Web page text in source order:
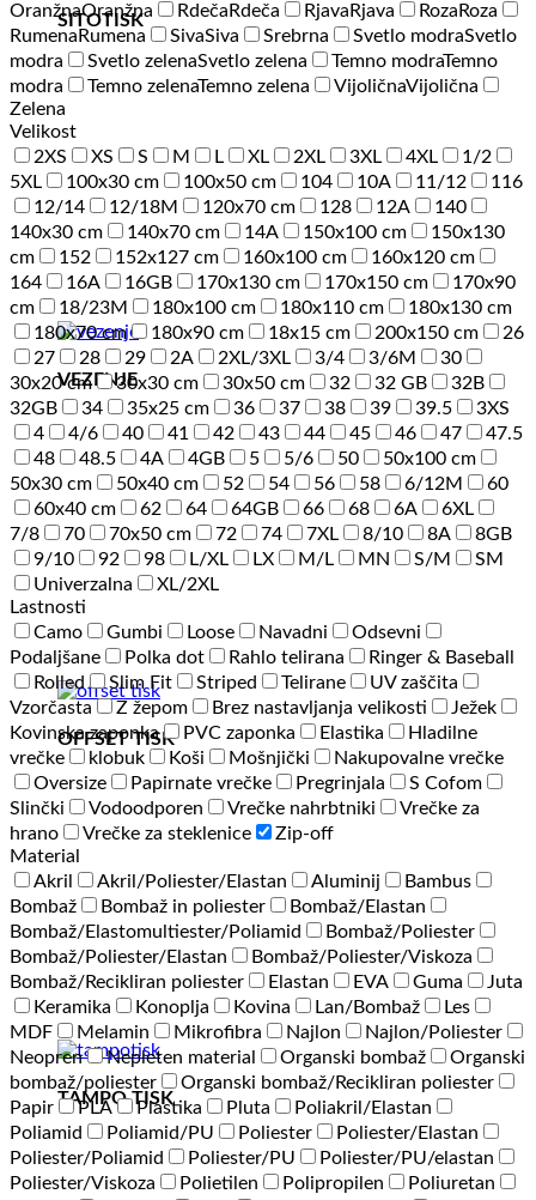
SITOTISK
VEZENJE
OFFSET TISK
TAMPO TISK
OranžnaOranžna Rdeča Rdeča Rjava Rjava Roza Roza
Rumena Rumena SivaSiva Srebrna Svetlo modraSvetlo
modra
Svetlo zelenaSvetlo zelena Temno modraTemno
modra
Temno zelenaTemno zelena VijoličnaVijolična
Zelena
Velikost
2XS
XS S M L XL 2XL 3XL 4XL
1/2
5XL
100x30 cm 100x50 cm 104 10A 11/12
116
12/14
12/18M 120x70 cm 128 12A
140
140x30 cm
140x70 cm 14A 150x100 cm
150x130
cm
152 152x127 cm 160x100 cm
160x120 cm
164
16A 16GB 170x130 cm 170x150 cm
170x90
cm
18/23M 180x100 cm 180x110 cm
180x130 cm
180x70 cm
180x90 cm 18x15 cm 200x150 cm
26
27
28 29 2A 2XL/3XL 3/4 3/6M
30
30x20 cm
30x30 cm 30x50 cm 32 32 GB
32B
32GB
34 35x25 cm 36 37 38 39 39.5
3XS
4
4/6 40 41 42 43 44 45 46 47
47.5
48
48.5 4A 4GB 5 5/6 50
50x100 cm
50x30 cm
50x40 cm 52 54 56 58 6/12M
60
60x40 cm
62 64 64GB 66 68 6A
6XL
7/8
70 70x50 cm 72 74 7XL 8/10 8A
8GB
9/10
92 98 L/XL LX M/L MN S/M
SM
Univerzalna
XL/2XL
Lastnosti
Camo
Gumbi Loose Navadni
Odsevni
Podaljšane
Polka dot Rahlo telirana
Ringer & Baseball
Rolled
Slim Fit Striped Telirane
UV zaščita
Vzorčasta
Z žepom Brez nastavljanja velikosti
Ježek
Kovinska zaponka
PVC zaponka Elastika
Hladilne
vrečke
klobuk Koši Mošnjički
Nakupovalne vrečke
Oversize
Papirnate vrečke Pregrinjala
S Cofom
Slinčki
Vodoodporen Vrečke nahrbtniki
Vrečke za
hrano
Vrečke za steklenice
Zip-off
Material
Akril
Akril/Poliester/Elastan Aluminij
Bambus
Bombaž
Bombaž in poliester
Bombaž/Elastan
Bombaž/Elastomultiester/Poliamid
Bombaž/Poliester
Bombaž/Poliester/Elastan
Bombaž/Poliester/Viskoza
Bombaž/Recikliran poliester
Elastan EVA Guma
Juta
Keramika
Konoplja Kovina Lan/Bombaž
Les
MDF
Melamin Mikrofibra Najlon
Najlon/Poliester
Neopren
Nepleten material Organski bombaž
Organski
bombaž/poliester
Organski bombaž/Recikliran poliester
Papir
PLA Plastika Pluta
Poliakril/Elastan
Poliamid
Poliamid/PU Poliester
Poliester/Elastan
Poliester/Poliamid
Poliester/PU
Poliester/PU/elastan
Poliester/Viskoza
Polietilen Polipropilen
Poliuretan